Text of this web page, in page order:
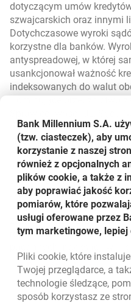
dotyczącym umów
szwajcarskich oraz innymi
Dotychczasowe wyroki
korzystne dla banków.
antyspreadowej, w której
usankcjonował ważność
indeksowanych do walut
okręgowych potwierdza
kredytów walutowych
do franków szwajcarskich
wierzytelności banków z
Dotychczas nie zapadł
żaden prawomocny
ważność umów kredytów
zawieranych przez Bank z
również prawomocnie
Powrót do listy
Bank Millennium S.A.
(tzw. ciasteczek), aby
korzystanie z naszej
również z opcjonalnych
plików cookie, a także z
aby poprawiać jakość
pomiarów, które
usługi oferowane przez
tym marketingowe, lepiej
Pliki cookie, które
Twojej przeglądarce, a
technologie śledzące,
sposób korzystasz ze